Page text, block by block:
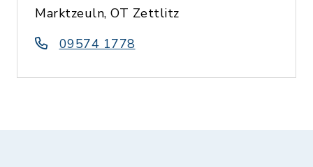
Marktzeuln, OT Zettlitz
09574 1778